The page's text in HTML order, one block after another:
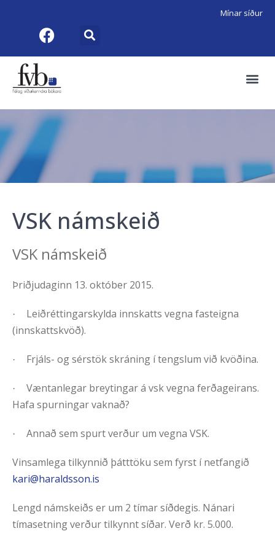
Mínar síður
VSK námskeið
VSK námskeið
Þriðjudaginn 13. október 2015.
·
Leiðréttingarskylda innskatts vegna fasteigna
(innskattskvöð).
· Frjáls- og sérstök skráning í tengslum við kvöðina.
·
Væntanlegar breytingar á vsk vegna ferðageirans.
Hafa spurningar vaknað?
· Annað sem spurt verður um vegna VSK.
Vinsamlega tilkynnið þátttöku sem fyrst í netfangið
kari@haraldsson.is
Lengd námskeiðs er um 2 tímar síðdegis. Nánari
tímasetning verður tilkynnt síðar. Verð kr. 5.000.